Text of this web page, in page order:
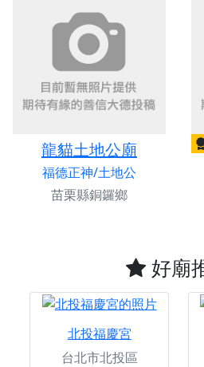
龍貓土地公廟
福德正神/土地公
苗栗縣銅鑼鄉
好廟
北投福慶宮
台北市北投區